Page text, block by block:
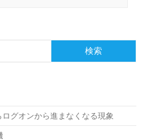
検索
グオンから進まなくなる現象